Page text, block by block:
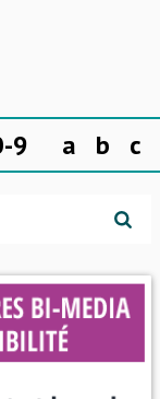
9 a b c